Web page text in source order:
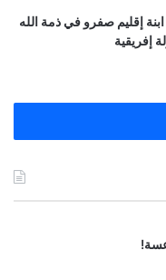
إقليم صفرو في ذمة الله
إفريقية